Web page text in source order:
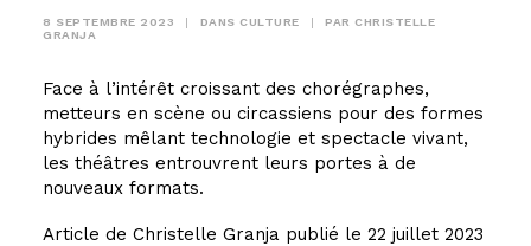
8 SEPTEMBRE 2023 | DANS CULTURE | PAR CHRISTELLE
GRANJA
Face à l’intérêt croissant des chorégraphes,
metteurs en scène ou circassiens pour des formes
hybrides mêlant technologie et spectacle vivant,
les théâtres entrouvrent leurs portes à de
nouveaux formats.
Article de Christelle Granja publié le 22 juillet 2023